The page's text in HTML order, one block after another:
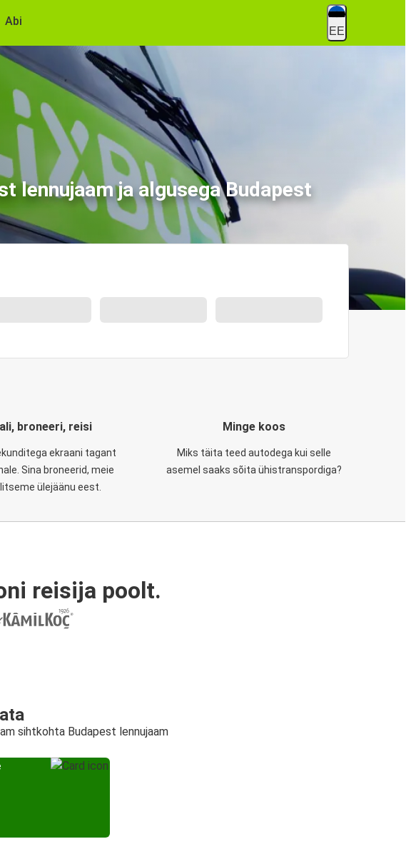
Abi
EE
lennujaam ja algusega Budapest
broneeri, reisi
ekraani tagant
Sina broneerid, meie
ülejäänu eest.
Minge koos
Miks täita teed autodega kui selle
asemel saaks sõita ühistranspordiga?
reisija poolt.
sihtkohta Budapest lennujaam